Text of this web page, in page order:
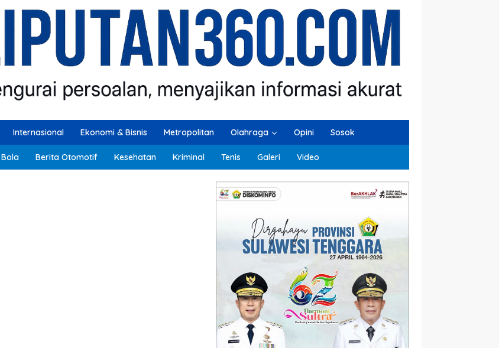
Internasional Ekonomi & Bisnis Metropolitan Olahraga Opini Sosok
Berita Otomotif Kesehatan Kriminal Tenis Galeri Video